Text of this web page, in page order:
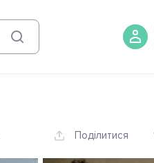
07 серпня
Поділитися